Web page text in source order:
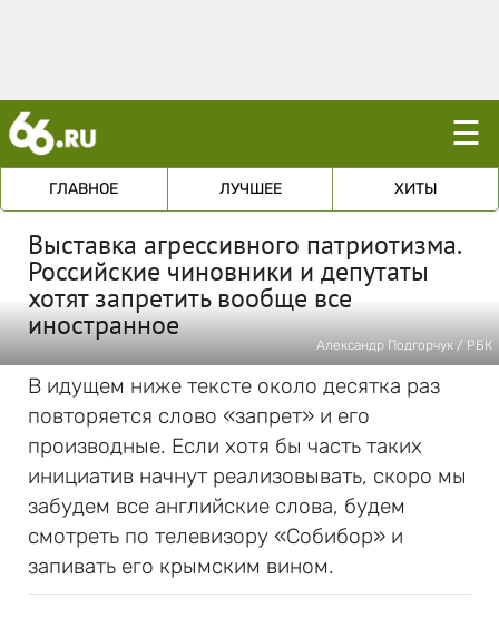
☰
ГЛАВНОЕ ЛУЧШЕЕ ХИТЫ
Выставка агрессивного патриотизма.
Российские чиновники и депутаты
хотят запретить вообще все
иностранное
Александр Подгорчук / РБК
В идущем ниже тексте около десятка раз
повторяется слово «запрет» и его
производные. Если хотя бы часть таких
инициатив начнут реализовывать, скоро мы
забудем все английские слова, будем
смотреть по телевизору «Собибор» и
запивать его крымским вином.